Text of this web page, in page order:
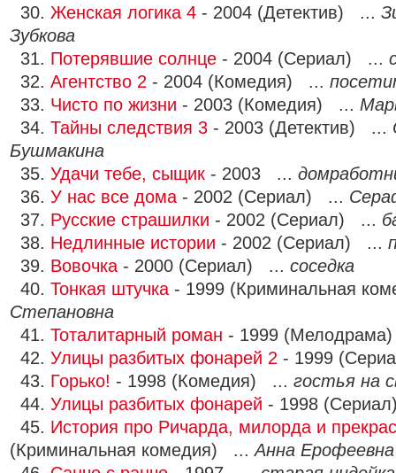
30. Женская логика 4 - 2004 (Детектив) ...
Зубкова
31. Потерявшие солнце - 2004 (Сериал) ...
32. Агентство 2 - 2004 (Комедия) ...
33. Чисто по жизни - 2003 (Комедия) ...
34. Тайны следствия 3 - 2003 (Детектив) ...
Бушмакина
35. Удачи тебе, сыщик - 2003 ...
36. У нас все дома - 2002 (Сериал) ...
37. Русские страшилки - 2002 (Сериал) ...
38. Недлинные истории - 2002 (Сериал) ...
39. Вовочка - 2000 (Сериал) ... соседка
40. Тонкая штучка - 1999 (Криминальная
Степановна
41. Тоталитарный роман - 1999
42. Улицы разбитых фонарей 2 - 1999
43. Горько! - 1998 (Комедия) ... гостья на
44. Улицы разбитых фонарей - 1998
45. История про Ричарда, милорда и
(Криминальная комедия) ...Анна Ерофеевна